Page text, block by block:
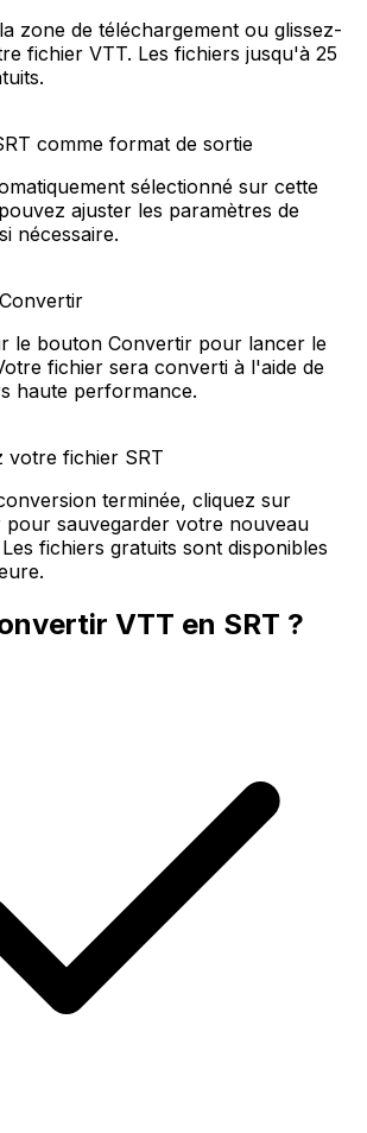
zone de téléchargement ou glissez-
fichier VTT. Les fichiers jusqu'à 25
comme format de sortie
sélectionné sur cette
ajuster les paramètres de
nécessaire.
le bouton Convertir pour lancer le
fichier sera converti à l'aide de
haute performance.
votre fichier SRT
terminée, cliquez sur
pour sauvegarder votre nouveau
fichiers gratuits sont disponibles
VTT en SRT ?